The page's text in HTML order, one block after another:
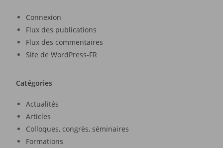
Connexion
Flux des publications
Flux des commentaires
Site de WordPress-FR
Catégories
Actualités
Articles
Colloques, congrès, séminaires
Formations